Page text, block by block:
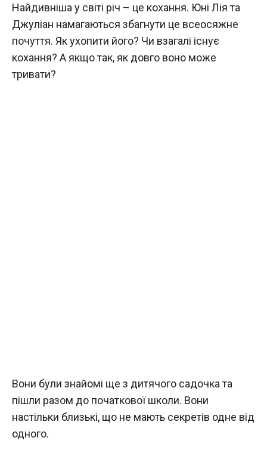
Найдивніша у світі річ – це кохання. Юні Лія та
Джуліан намагаються збагнути це всеосяжне
почуття. Як ухопити його? Чи взагалі існує
кохання? А якщо так, як довго воно може
тривати?
Вони були знайомі ще з дитячого садочка та
пішли разом до початкової школи. Вони
настільки близькі, що не мають секретів одне від
одного.